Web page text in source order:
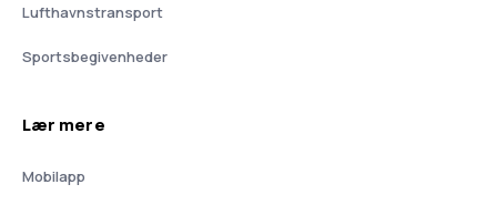
Lufthavnstransport
Sportsbegivenheder
Lær mere
Mobilapp